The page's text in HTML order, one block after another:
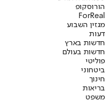
הורוסקופ
ForReal
מגזין השבוע
דעות
חדשות בארץ
חדשות בעולם
פוליטי
ביטחוני
חינוך
בריאות
משפט